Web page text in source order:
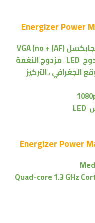
(AF) + VGA (no
الجغرافي ، التركيز
Quad-core 1.3 GHz